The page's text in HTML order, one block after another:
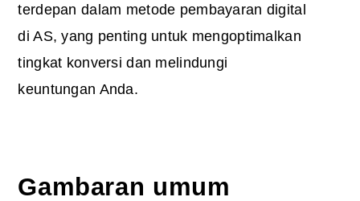
terdepan dalam metode pembayaran digital
di AS, yang penting untuk mengoptimalkan
tingkat konversi dan melindungi
keuntungan Anda.
Gambaran umum